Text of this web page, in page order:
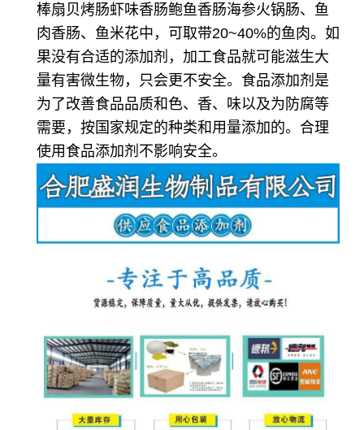
棒扇贝烤肠虾味香肠鲍鱼香肠海参火锅肠、鱼
肉香肠、鱼米花中，可取带20~40%的鱼肉。如
果没有合适的添加剂，加工食品就可能滋生大
量有害微生物，只会更不安全。食品添加剂是
为了改善食品品质和色、香、味以及为防腐等
需要，按国家规定的种类和用量添加的。合理
使用食品添加剂不影响安全。